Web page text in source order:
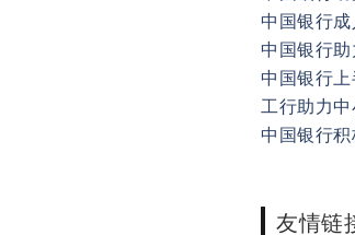
中国银行成
中国银行
中国银行
工行助力
中国银行
友情链